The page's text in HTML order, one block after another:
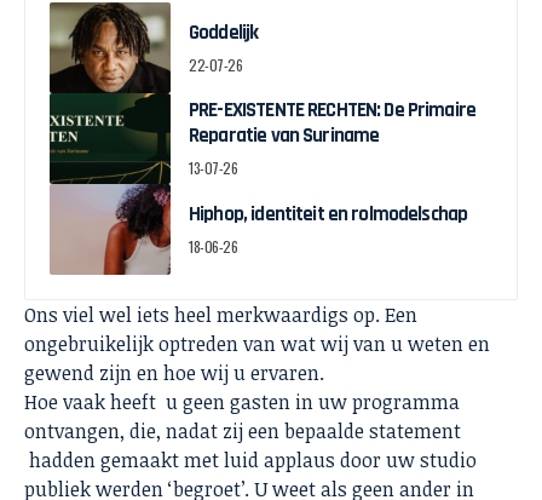
Goddelijk
22-07-26
PRE-EXISTENTE RECHTEN: De Primaire
Reparatie van Suriname
13-07-26
Hiphop, identiteit en rolmodelschap
18-06-26
Ons viel wel iets heel merkwaardigs op. Een
ongebruikelijk optreden van wat wij van u weten en
gewend zijn en hoe wij u ervaren.
Hoe vaak heeft u geen gasten in uw programma
ontvangen, die, nadat zij een bepaalde statement
hadden gemaakt met luid applaus door uw studio
publiek werden ‘begroet’. U weet als geen ander in